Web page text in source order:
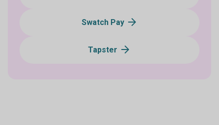
Swatch Pay
Tapster